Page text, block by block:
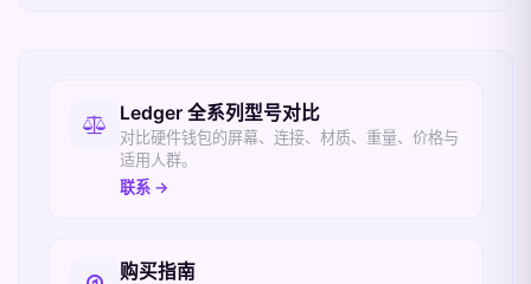
相关入口
Ledger 全系列型号对比
对比硬件钱包的屏幕、连接、材质、重量、价格与
适用人群。
联系 →
购买指南